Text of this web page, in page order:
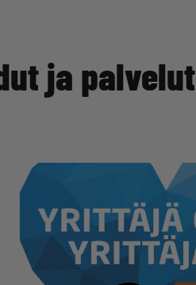
ja palvelut